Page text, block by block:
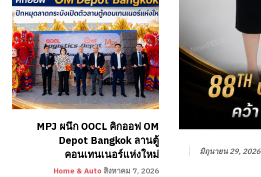
MPJ ผนึก OOCL คิกออฟ OM
Depot Bangkok ลานตู้
คอนเทนเนอร์แห่งใหม่
Home & Auto สิงหาคม 7, 2026
มิถุนายน 29, 2026